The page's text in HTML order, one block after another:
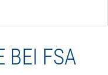
BEI FSA